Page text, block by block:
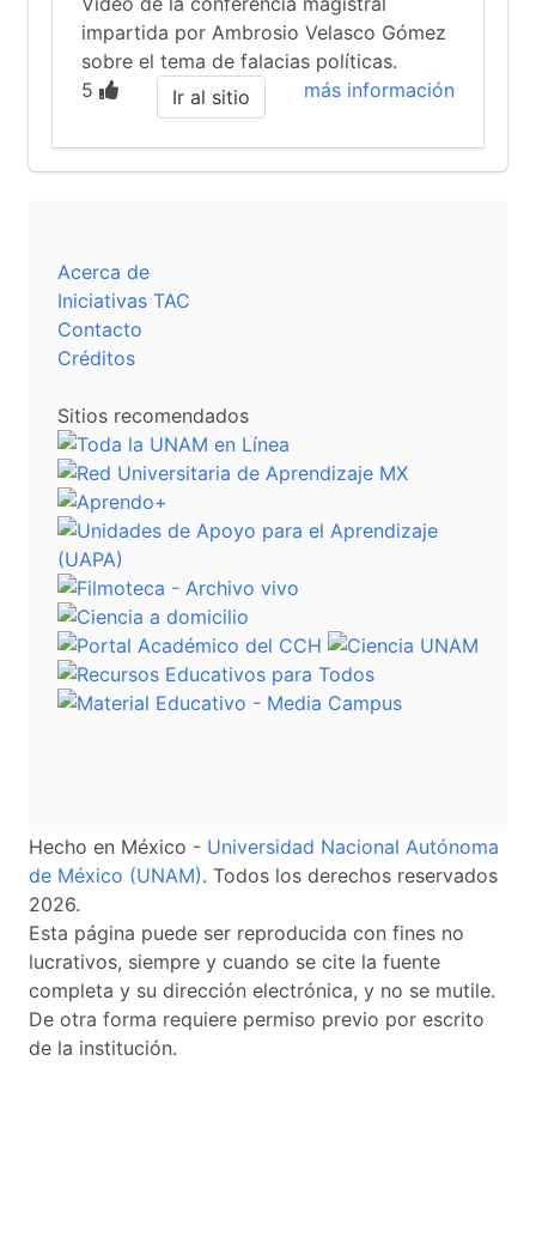
impartida por Ambrosio Velasco Gómez
sobre el tema de falacias políticas.
5
más información
Ir al sitio
Acerca de
Iniciativas TAC
Contacto
Créditos
Sitios recomendados
Hecho en México - Universidad Nacional Autónoma
de México (UNAM). Todos los derechos reservados
2026.
Esta página puede ser reproducida con fines no
lucrativos, siempre y cuando se cite la fuente
completa y su dirección electrónica, y no se mutile.
De otra forma requiere permiso previo por escrito
de la institución.